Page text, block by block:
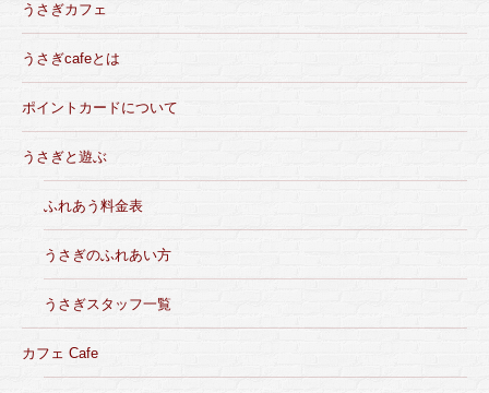
うさぎカフェ
うさぎcafeとは
ポイントカードについて
うさぎと遊ぶ
ふれあう料金表
うさぎのふれあい方
うさぎスタッフ一覧
カフェ Cafe